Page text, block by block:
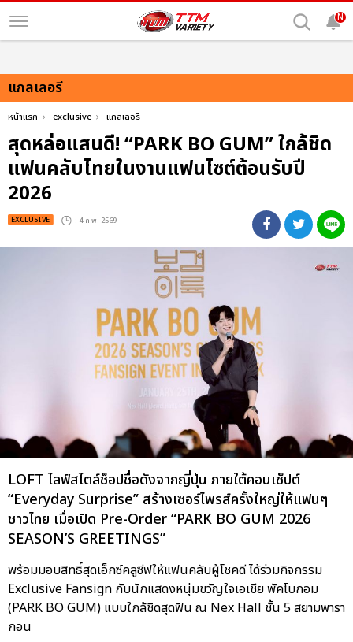
N
แกลเลอรี
หน้าแรก exclusive แกลเลอรี
สุดหล่อแสนดี! “PARK BO GUM” ใกล้ชิด
แฟนคลับไทยในงานแฟนไซต์ต้อนรับปี
2026
EXCLUSIVE : 4 ก.พ. 2569
LOFT ไลฟ์สไตล์ช็อปชื่อดังจากญี่ปุ่น ภายใต้คอนเซ็ปต์
“Everyday Surprise” สร้างเซอร์ไพรส์ครั้งใหญ่ให้แฟนๆ
ชาวไทย เมื่อเปิด Pre-Order “PARK BO GUM 2026
SEASON’S GREETINGS”
พร้อมมอบสิทธิ์สุดเอ็กซ์คลูซีฟให้แฟนคลับผู้โชคดี ได้ร่วมกิจกรรม
Exclusive Fansign กับนักแสดงหนุ่มขวัญใจเอเชีย พัคโบกอม
(PARK BO GUM) แบบใกล้ชิดสุดฟิน ณ Nex Hall ชั้น 5 สยามพารา
กอน